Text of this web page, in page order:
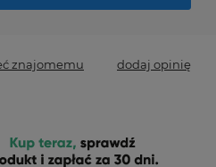
znajomemu
dodaj opinię